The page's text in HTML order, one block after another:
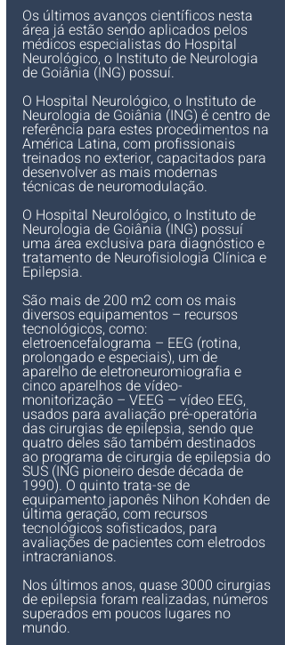
Os últimos avanços científicos nesta
área já estão sendo aplicados pelos
médicos especialistas do Hospital
Neurológico, o Instituto de Neurologia
de Goiânia (ING) possuí.
O Hospital Neurológico, o Instituto de
Neurologia de Goiânia (ING) é centro de
referência para estes procedimentos na
América Latina, com profissionais
treinados no exterior, capacitados para
desenvolver as mais modernas
técnicas de neuromodulação.
O Hospital Neurológico, o Instituto de
Neurologia de Goiânia (ING) possuí
uma área exclusiva para diagnóstico e
tratamento de Neurofisiologia Clínica e
Epilepsia.
São mais de 200 m2 com os mais
diversos equipamentos – recursos
tecnológicos, como:
eletroencefalograma – EEG (rotina,
prolongado e especiais), um de
aparelho de eletroneuromiografia e
cinco aparelhos de vídeo-
monitorização – VEEG – vídeo EEG,
usados para avaliação pré-operatória
das cirurgias de epilepsia, sendo que
quatro deles são também destinados
ao programa de cirurgia de epilepsia do
SUS (ING pioneiro desde década de
1990). O quinto trata-se de
equipamento japonês Nihon Kohden de
última geração, com recursos
tecnológicos sofisticados, para
avaliações de pacientes com eletrodos
intracranianos.
Nos últimos anos, quase 3000 cirurgias
de epilepsia foram realizadas, números
superados em poucos lugares no
mundo.